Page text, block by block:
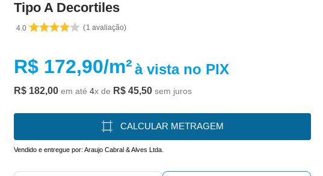
Tipo A Decortiles
4.0 1 avaliação
R$ 172,90/m²à vista no PIX
R$ 182,00 em até4x de R$ 45,50 sem juros
CALCULAR METRAGEM
Vendido e entregue por:Araujo Cabral & Alves Ltda.